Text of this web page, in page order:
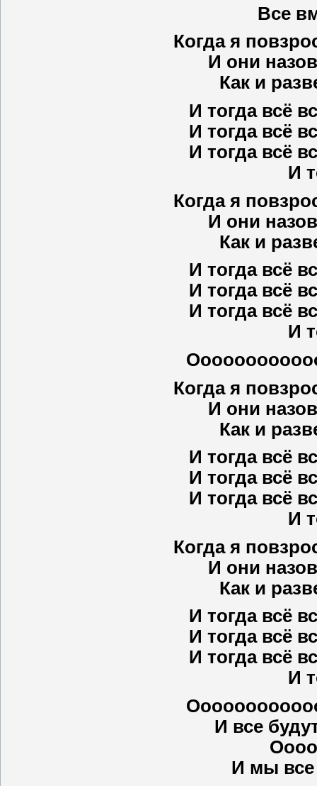
Все
Когда я
И они
Как и
И тогда всё
И тогда всё
И тогда всё
И
Когда я
И они
Как и
И тогда всё
И тогда всё
И тогда всё
И
Когда я
И они
Как и
И тогда всё
И тогда всё
И тогда всё
И
Когда я
И они
Как и
И тогда всё
И тогда всё
И тогда всё
И
И все
И мы все